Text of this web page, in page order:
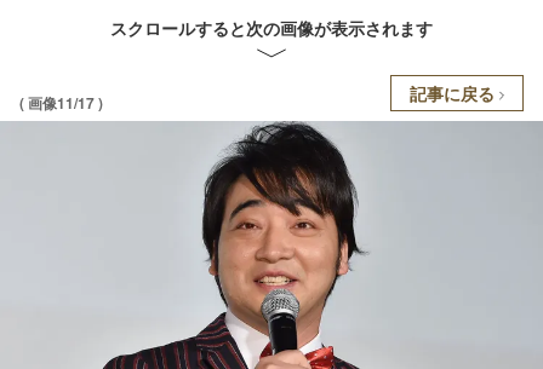
スクロールすると次の画像が表示されます
( 画像11/17 ) 記事に戻る